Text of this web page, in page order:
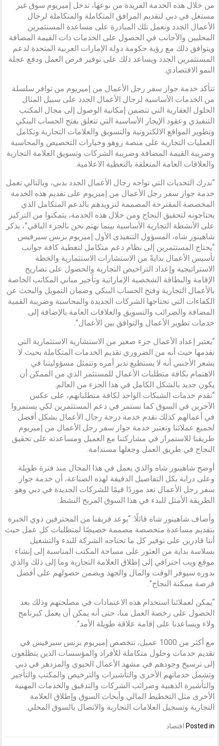
من خلال هذه الخدمة الفريدة من نوعها، تدخل إميريوم سوق غير
مستغل في دبي لتقديم المرافق المتكاملة والمتكاملة لرجال
الأعمال الجدد وتعمل تلك المبادرة على مساعدة المستثمرين
المحليين والأجانب في الحصول على الخدمات ذات القيمة المضافة
ويتوافق ذلك مع رؤية حكومة دولة الإمارات العربية المتحدة لدعم
المستثمرين الجدد ويساعد ذلك على توفير فرص العمل ودفع عجلة
النمو الاقتصادي.
تتأكد خدمة جواز سفر رجل الأعمال من إميريوم من توافر سلسلة
من الخدمات الأساسية لرجال الأعمال الجدد على سبيل المثال
الحلول العقارية التي تتضمن إمكانية الوصول إلى مجال المكتب
التنفيذي وعقود الإيجار الأساسية التي تتعلق بفتح الحساب البنكي
وتطوير المواقع الالكترونية والتسويق والعلامات التجارية وتكامل
العمليات التجارية على منصة زوهو وخيارات التخصيص والمحاسبة
وضريبة القيمة المضافة وضريبة الشركات وتسويق العلامة التجارية
والعلاقات العامة المتعلقة بالتغطية الاعلامية.
“ندرك التحديات التي تواجه رجال الأعمال الجدد بدبي، وبالتالي تعمل
خدمة جواز سفر رجل الأعمال من إميريوم على تقديم هذه الخدمة
المخصصة المقترحة المصممة لتزويدهم بالدعم المتكامل الذي
يحتاجونه لتحقيق النجاح ومن خلال هذه الخدمة، يتمكنوا من التركيز
على الأنشطة التجارية الأساسية بينما نهتم نحن بالجزء الباقي”، يذكر
شاهينور شاه، المسؤول التنفيذى الأول إميريوم بزنس سيرفيس
“يحتاج المستثمرين إلى نظام دعم متكامل لتغطية كافة جوانب
تأسيس الأعمال بدايةً من الاستشارات الاستثمارية والخطة
الاستراتيجية وإعداد التراخيص التجارية والحصول على تصاريح
الإقامة والبطاقة الشخصية الإماراتية وتأجير مباني المكاتب الخاصة
بالأعمال التجارية وفتح الحساب البنكي وضمان التمويل والبحث عن
الكفاءات التي تحتاجها الشركات الجديدة والمحاسبة وضريبة القمية
المضافة والضرائب والتسويق والعلاقات العامة بالإضافة إلى
خدمات تطوير الأعمال والتوافق بين الأعمال”.
“يعتبر إعداد الأعمال جزء صغير من الاستشارية الاستثمارية التي
نقدمها حيث أنه من الضروري تقديم الخدمات المتكاملة بحيث لا
يشعر الأجنبي أنه لا يستطيع تدبر أمره وتتمثل مسؤوليتنا في
الاهتمام بكافة متطلبات الأعمال للمستثمر الذي من الممكن أن
يكون جديد بالشكل الكامل في هذا الجزء من العالم.
“نقدم خدمات الشبكات الواحد لكافة متطلباتهم، على عكس
الآخرين في السوق كما نستمر في دعم المستثمرين لكي يستمروا
في أعمالهم كذلك نقدم خدمة درجة رجال الأعمال بشكل أفضل
لجميع عملائنا وتعتبر خدمة جواز سفر رجل الأعمال من إميريوم
طريقنا للاستمرار في مشاركتنا مع العميل ومساعدته على تحقيق
النجاح في طريق العمل وجعلها مستدامة.
أوضح شاهينور شاه والذي يعمل في هذا المجال منذ فترة طويلة
وعلى دراية بكل التفاصيل الدقيقة لهذه الصناعة، أن خدمة جواز
سفر رجل الأعمال تعد موردًا قيمًا للشركات الجديدة في دبي وهو
الطريقة الأمثل للبدء في هذا السوق المربح النشط.
وأضاف شاهينور شاه قائلًا: “يوعد فريقنا من المحترفين ذوي الخبرة
بتقديم مساعدة متخصصة مصممة خصيصًا لمتطلبات كل عمل حيث
أننا قادرين على توفير كل ما تحتاجه الشركة للبدء والتشغيل
بسلاسة بداية من العثور على مساحة المكتب المناسبة إلى إنشاء
موقع ويب احترافي إلى إطلاق العلامة التجارية وما إلى ذلك والذي
بدوره سيوفر الوقت والمال والجهد ويضمن حصولهم على أفضل
فرصة ممكنة النجاح”.
“يمكن لعملائنا استخدام هذه الاعتمادات في مصلحتهم وذلك بعد
الحصول على رخصة العمل منا، حتى أنه يمكن أن يعمل كبرنامج
ولاء ويساعدنا على إقامة علاقة طويلة الأمد”.
مع أكثر من 1000 عميل، تتخصص إميريوم بزنس سيرفيس في
تقديم خدمات وحلول متكاملة للأفراد والمؤسسات الذين يتطلعون
إلى ترسيخ وجودهم في مشهد الأعمال الحيوي والمزدهر في دبي
وتشمل خدماتهم الأخرى والتأشيرات والترخيص والمكتب والتأجير
والتأشيرة الذهبية وضرائب الشركات والتدقيق والخدمات المهنية
الأخرى مثل التخطيط المالي وأبحاث السوق وإطلاق العلامة
التجارية وتسجيل العلامات التجارية والاتصال بالسوق المحلي.
Posted in اقتصاد